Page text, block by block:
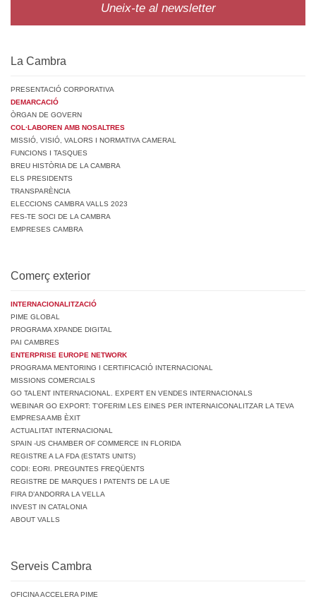
Uneix-te al newsletter
La Cambra
PRESENTACIÓ CORPORATIVA
DEMARCACIÓ
ÒRGAN DE GOVERN
COL·LABOREN AMB NOSALTRES
MISSIÓ, VISIÓ, VALORS I NORMATIVA CAMERAL
FUNCIONS I TASQUES
BREU HISTÒRIA DE LA CAMBRA
ELS PRESIDENTS
TRANSPARÈNCIA
ELECCIONS CAMBRA VALLS 2023
FES-TE SOCI DE LA CAMBRA
EMPRESES CAMBRA
Comerç exterior
INTERNACIONALITZACIÓ
PIME GLOBAL
PROGRAMA XPANDE DIGITAL
PAI CAMBRES
ENTERPRISE EUROPE NETWORK
PROGRAMA MENTORING I CERTIFICACIÓ INTERNACIONAL
MISSIONS COMERCIALS
GO TALENT INTERNACIONAL. EXPERT EN VENDES INTERNACIONALS
WEBINAR GO EXPORT: T’OFERIM LES EINES PER INTERNAICONALITZAR LA TEVA
EMPRESA AMB ÈXIT
ACTUALITAT INTERNACIONAL
SPAIN -US CHAMBER OF COMMERCE IN FLORIDA
REGISTRE A LA FDA (ESTATS UNITS)
CODI: EORI. PREGUNTES FREQÜENTS
REGISTRE DE MARQUES I PATENTS DE LA UE
FIRA D’ANDORRA LA VELLA
INVEST IN CATALONIA
ABOUT VALLS
Serveis Cambra
OFICINA ACCELERA PIME